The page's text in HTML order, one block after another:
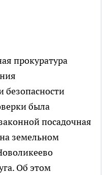
прокуратура
безопасности
была
посадочная
земельном
Об этом